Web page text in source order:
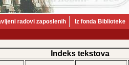
radovi zaposlenih Iz fonda Biblioteke
Indeks tekstova